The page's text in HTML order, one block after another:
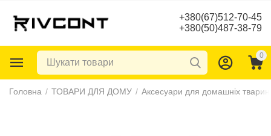
+380(67)512-70-45
+380(50)487-38-79
0
Головна / ТОВАРИ ДЛЯ ДОМУ / Аксесуари для домашніх тварин